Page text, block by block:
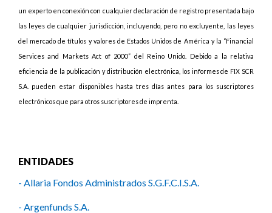
un experto en conexión con cualquier declaración de registro presentada bajo
las leyes de cualquier jurisdicción, incluyendo, pero no excluyente, las leyes
del mercado de títulos y valores de Estados Unidos de América y la “Financial
Services and Markets Act of 2000” del Reino Unido. Debido a la relativa
eficiencia de la publicación y distribución electrónica, los informes de FIX SCR
S.A. pueden estar disponibles hasta tres días antes para los suscriptores
electrónicos que para otros suscriptores de imprenta.
ENTIDADES
- Allaria Fondos Administrados S.G.F.C.I.S.A.
- Argenfunds S.A.